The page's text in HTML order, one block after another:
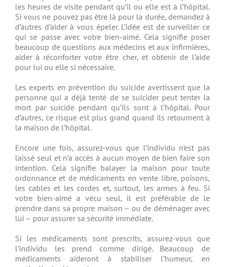
les heures de visite pendant qu’il ou elle est à l’hôpital.
Si vous ne pouvez pas être là pour la durée, demandez à
d’autres d’aider à vous épeler. L’idée est de surveiller ce
qui se passe avec votre bien-aimé. Cela signifie poser
beaucoup de questions aux médecins et aux infirmières,
aider à réconforter votre être cher, et obtenir de l’aide
pour lui ou elle si nécessaire.
Les experts en prévention du suicide avertissent que la
personne qui a déjà tenté de se suicider peut tenter la
mort par suicide pendant qu’ils sont à l’hôpital. Pour
d’autres, ce risque est plus grand quand ils retournent à
la maison de l’hôpital.
Encore une fois, assurez-vous que l’individu n’est pas
laissé seul et n’a accès à aucun moyen de bien faire son
intention. Cela signifie balayer la maison pour toute
ordonnance et de médicaments en vente libre, poisons,
les cables et les cordes et, surtout, les armes à feu. Si
votre bien-aimé a vécu seul, il est préférable de le
prendre dans sa propre maison – ou de déménager avec
lui – pour assurer sa sécurité immédiate.
Si les médicaments sont prescrits, assurez-vous que
l’individu les prend comme dirigé. Beaucoup de
médicaments aideront à stabiliser l’humeur, en